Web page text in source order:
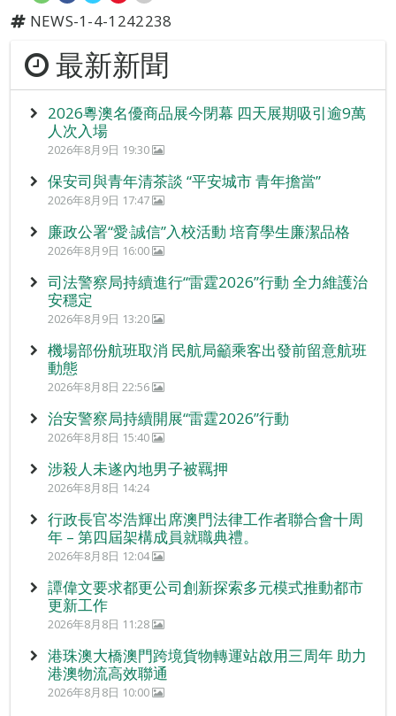
NEWS-1-4-1242238
最新新聞
2026粵澳名優商品展今閉幕 四天展期吸引逾9萬
人次入場
2026年8月9日 19:30
保安司與青年清茶談 “平安城市 青年擔當”
2026年8月9日 17:47
廉政公署“愛‧誠信”入校活動 培育學生廉潔品格
2026年8月9日 16:00
司法警察局持續進行“雷霆2026”行動 全力維護治
安穩定
2026年8月9日 13:20
機場部份航班取消 民航局籲乘客出發前留意航班
動態
2026年8月8日 22:56
治安警察局持續開展“雷霆2026”行動
2026年8月8日 15:40
涉殺人未遂內地男子被羈押
2026年8月8日 14:24
行政長官岑浩輝出席澳門法律工作者聯合會十周
年 – 第四屆架構成員就職典禮。
2026年8月8日 12:04
譚偉文要求都更公司創新探索多元模式推動都市
更新工作
2026年8月8日 11:28
港珠澳大橋澳門跨境貨物轉運站啟用三周年 助力
港澳物流高效聯通
2026年8月8日 10:00